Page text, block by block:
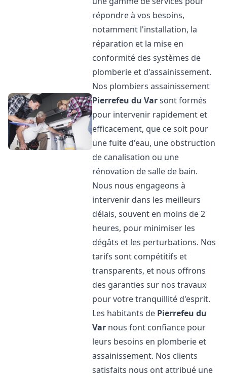
répondre à vos besoins,
notamment l'installation, la
réparation et la mise en
conformité des systèmes de
plomberie et d'assainissement.
Nos plombiers assainissement
Pierrefeu du Varsont formés
pour intervenir rapidement et
efficacement, que ce soit pour
une fuite d'eau, une obstruction
de canalisation ou une
rénovation de salle de bain.
Nous nous engageons à
intervenir dans les meilleurs
délais, souvent en moins de 2
heures, pour minimiser les
dégâts et les perturbations. Nos
tarifs sont compétitifs et
transparents, et nous offrons
des garanties sur nos travaux
pour votre tranquillité d'esprit.
Les habitants de Pierrefeu du
Var nous font confiance pour
leurs besoins en plomberie et
assainissement. Nos clients
satisfaits nous ont attribué une